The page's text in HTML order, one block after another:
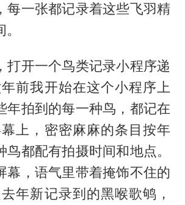
每一张都记录着这些飞羽精
打开一个鸟类记录小程序递
前我开始在这个小程序上
年拍到的每一种鸟，都记在
上，密密麻麻的条目按年
鸟都配有拍摄时间和地点。
幕，语气里带着掩饰不住的
年新记录到的黑喉歌鸲，